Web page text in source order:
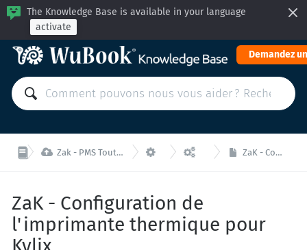
The Knowledge Base is available in your language
activate
Demandez
 Zak - PMS Tout-en-un (PMS+BE+CM): Gérer votre propriété depuis une unique interface  Zak - Réglages
 ZaK - Configurations
ZaK - Configuration de l'imprimante thermique pour Kylix
ZaK - Configuration de
l'imprimante thermique pour